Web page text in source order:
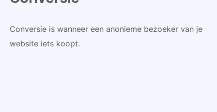
Conversie is wanneer een anonieme bezoeker van je
website iets koopt.